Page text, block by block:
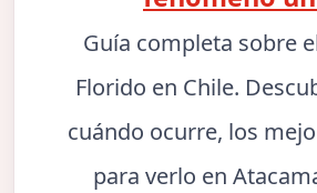
Guía completa sobre
Florido en Chile.
cuándo ocurre, los
para verlo en